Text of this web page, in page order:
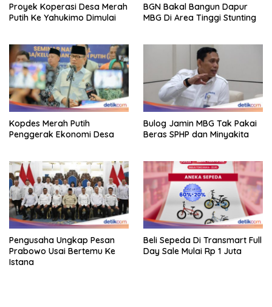
Proyek Koperasi Desa Merah
Putih Ke Yahukimo Dimulai
BGN Bakal Bangun Dapur
MBG Di Area Tinggi Stunting
Kopdes Merah Putih
Penggerak Ekonomi Desa
Bulog Jamin MBG Tak Pakai
Beras SPHP dan Minyakita
Pengusaha Ungkap Pesan
Prabowo Usai Bertemu Ke
Istana
Beli Sepeda Di Transmart Full
Day Sale Mulai Rp 1 Juta